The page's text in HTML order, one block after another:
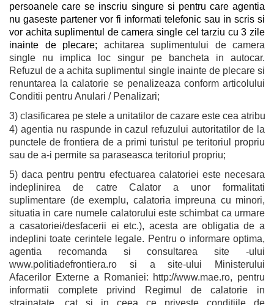
persoanele care se inscriu singure si pentru care agentia
nu gaseste partener vor fi informati telefonic sau in scris si
vor achita suplimentul de camera single cel tarziu cu 3 zile
inainte de plecare; achitarea suplimentului de camera
single nu implica loc singur pe bancheta in autocar.
Refuzul de a achita suplimentul single inainte de plecare si
renuntarea la calatorie se penalizeaza conform articolului
Conditii pentru Anulari / Penalizari;
3) clasificarea pe stele a unitatilor de cazare este cea
4) agentia nu raspunde in cazul refuzului autoritatilor de la
punctele de frontiera de a primi turistul pe teritoriul propriu
sau de a-i permite sa paraseasca teritoriul propriu;
5) daca pentru pentru efectuarea calatoriei este necesara
indeplinirea de catre Calator a unor formalitati
suplimentare (de exemplu, calatoria impreuna cu minori,
situatia in care numele calatorului este schimbat ca urmare
a casatoriei/desfacerii ei etc.), acesta are obligatia de a
indeplini toate cerintele legale. Pentru o informare optima,
agentia recomanda si consultarea site -ului
www.politiadefrontiera.ro si a site-ului Ministerului
Afacerilor Externe a Romaniei: http://www.mae.ro, pentru
informatii complete privind Regimul de calatorie in
strainatate, cat si in ceea ce priveste conditiile de